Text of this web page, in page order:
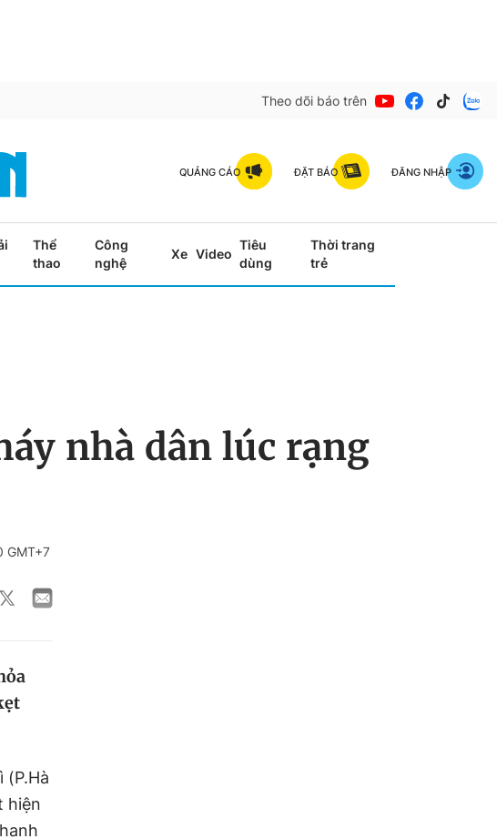
Theo dõi báo trên
QUẢNG CÁO ĐẶT BÁO ĐĂNG NHẬP
Thể
thao
Công
nghệ
Xe Video
Tiêu
dùng
Thời trang
trẻ
nhà dân lúc rạng
GMT+7
hiện